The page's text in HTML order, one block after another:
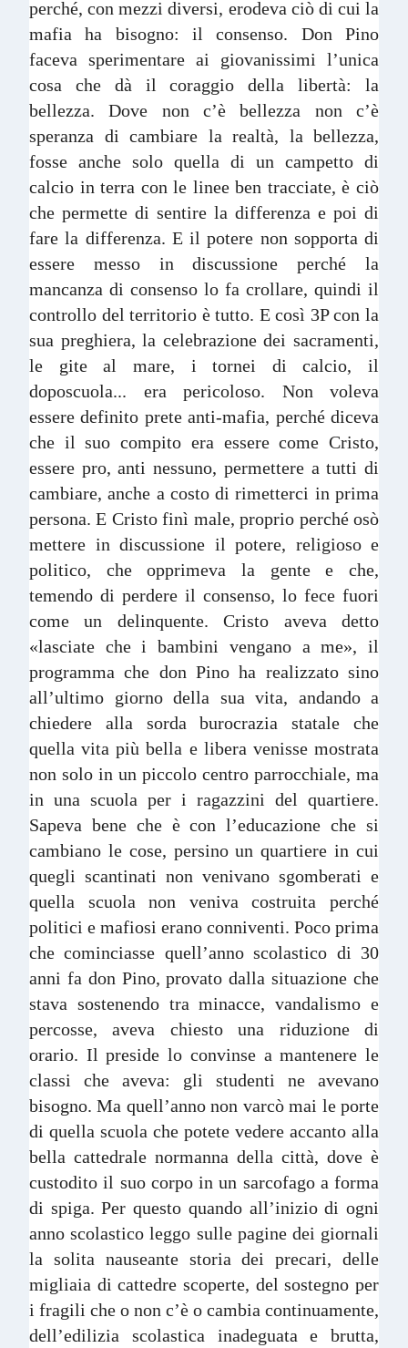
perché, con mezzi diversi, erodeva ciò di cui la
mafia ha bisogno: il consenso. Don Pino
faceva sperimentare ai giovanissimi l’unica
cosa che dà il coraggio della libertà: la
bellezza. Dove non c’è bellezza non c’è
speranza di cambiare la realtà, la bellezza,
fosse anche solo quella di un campetto di
calcio in terra con le linee ben tracciate, è ciò
che permette di sentire la differenza e poi di
fare la differenza. E il potere non sopporta di
essere messo in discussione perché la
mancanza di consenso lo fa crollare, quindi il
controllo del territorio è tutto. E così 3P con la
sua preghiera, la celebrazione dei sacramenti,
le gite al mare, i tornei di calcio, il
doposcuola... era pericoloso. Non voleva
essere definito prete anti-mafia, perché diceva
che il suo compito era essere come Cristo,
essere pro, anti nessuno, permettere a tutti di
cambiare, anche a costo di rimetterci in prima
persona. E Cristo finì male, proprio perché osò
mettere in discussione il potere, religioso e
politico, che opprimeva la gente e che,
temendo di perdere il consenso, lo fece fuori
come un delinquente. Cristo aveva detto
«lasciate che i bambini vengano a me», il
programma che don Pino ha realizzato sino
all’ultimo giorno della sua vita, andando a
chiedere alla sorda burocrazia statale che
quella vita più bella e libera venisse mostrata
non solo in un piccolo centro parrocchiale, ma
in una scuola per i ragazzini del quartiere.
Sapeva bene che è con l’educazione che si
cambiano le cose, persino un quartiere in cui
quegli scantinati non venivano sgomberati e
quella scuola non veniva costruita perché
politici e mafiosi erano conniventi. Poco prima
che cominciasse quell’anno scolastico di 30
anni fa don Pino, provato dalla situazione che
stava sostenendo tra minacce, vandalismo e
percosse, aveva chiesto una riduzione di
orario. Il preside lo convinse a mantenere le
classi che aveva: gli studenti ne avevano
bisogno. Ma quell’anno non varcò mai le porte
di quella scuola che potete vedere accanto alla
bella cattedrale normanna della città, dove è
custodito il suo corpo in un sarcofago a forma
di spiga. Per questo quando all’inizio di ogni
anno scolastico leggo sulle pagine dei giornali
la solita nauseante storia dei precari, delle
migliaia di cattedre scoperte, del sostegno per
i fragili che o non c’è o cambia continuamente,
dell’edilizia scolastica inadeguata e brutta,